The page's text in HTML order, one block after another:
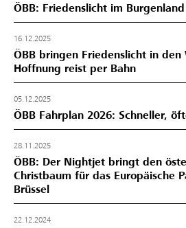
ÖBB: Friedenslicht im
16.12.2025
ÖBB bringen Friedenslicht in den
Hoffnung reist per Bahn
05.12.2025
ÖBB Fahrplan 2026: Schneller,
28.11.2025
ÖBB: Der Nightjet bringt den
Christbaum für das Europäische
Brüssel
22.12.2024